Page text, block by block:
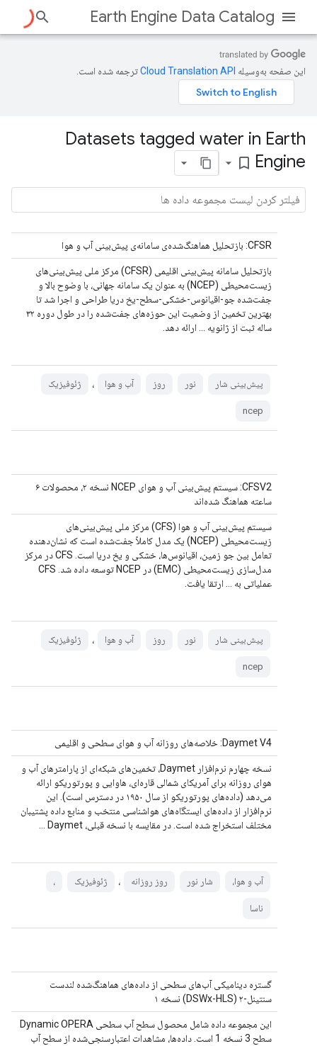
Earth Engine Data Catalog
این صفحه به‌وسیله ترجمه شده است.
Datasets tagged water in Earth
Engine
bookmark_border
CFSR: بازتحلیل هماهنگ‌شده‌ی سامانه‌ی پیش‌بینی آب و هوا
بازتحلیل سامانه پیش‌بینی اقلیمی (CFSR) مرکز ملی پیش‌بینی‌های
زیست‌محیطی (NCEP) به عنوان یک سامانه جهانی، با وضوح بالا و
جفت‌شده جو-اقیانوس-خشکی-سطح-یخ دریا طراحی و اجرا شد تا
بهترین تخمین از وضعیت این حوزه‌های جفت‌شده را در طول دوره ۳۲
ساله ثبت از ژانویه ... ارائه دهد.
پیش‌بینی شار نور روز آب و هوا ، ژئوفیزیک
ncep
CFSV2: سیستم پیش‌بینی آب و هوای NCEP نسخه ۲، محصولات ۶
ساعته هماهنگ شده‌اند
سیستم پیش‌بینی آب و هوا (CFS) مرکز ملی پیش‌بینی‌های
زیست‌محیطی (NCEP) یک مدل کاملاً جفت‌شده است که نشان‌دهنده
تعامل بین جو زمین، اقیانوس‌ها، خشکی و یخ دریا است. CFS در مرکز
مدل‌سازی زیست‌محیطی (EMC) در NCEP توسعه داده شد. CFS
عملیاتی به ... ارتقا یافت.
پیش‌بینی شار نور روز آب و هوا ، ژئوفیزیک
ncep
Daymet V4: خلاصه‌های روزانه آب و هوای سطحی و اقلیمی
نسخه چهارم نرم‌افزار Daymet، تخمین‌های شبکه‌ای از پارامترهای آب و
هوای روزانه برای آمریکای شمالی قاره‌ای، هاوایی و پورتوریکو ارائه
می‌دهد (داده‌های پورتوریکو از سال ۱۹۵۰ در دسترس است). این
نرم‌افزار از داده‌های ایستگاه‌های هواشناسی منتخب و منابع داده پشتیبان
مختلف استخراج شده است. در مقایسه با نسخه قبلی، Daymet ...
آب و هوا، شار نور روز روزانه ، ژئوفیزیک ،
ناسا
گستره دینامیکی آب‌های سطحی از داده‌های هماهنگ‌شده لندست
سنتینل-۲ (DSWx-HLS) نسخه ۱
این مجموعه داده شامل محصول سطح آب سطحی Dynamic OPERA
سطح 3 نسخه 1 است. داده‌ها، مشاهدات اعتبارسنجی‌شده از سطح آب